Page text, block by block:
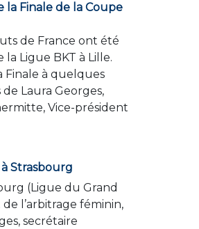
la Finale de la Coupe
de France ont été
Ligue BKT à Lille.
Finale à quelques
Laura Georges,
Vice-président
Strasbourg
(Ligue du Grand
l’arbitrage féminin,
secrétaire